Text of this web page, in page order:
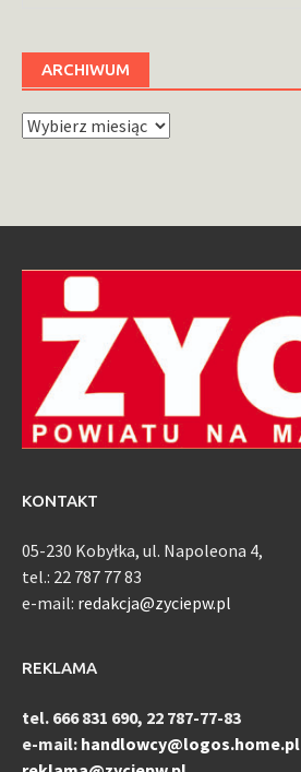
ARCHIWUM
Archiwum
KONTAKT
05-230 Kobyłka, ul. Napoleona 4,
tel.: 22 787 77 83
e-mail: redakcja@zyciepw.pl
REKLAMA
tel. 666 831 690, 22 787-77-83
e-mail: handlowcy@logos.home.pl